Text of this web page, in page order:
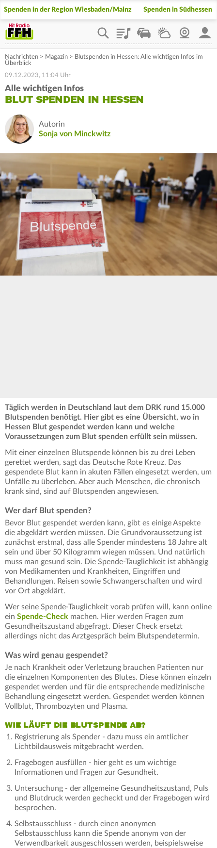
Spenden in der Region Wiesbaden/Mainz Spenden in Südhessen
PlaylistStaupilotWetterWebcam
Nachrichten > Magazin > Blutspenden in Hessen: Alle wichtigen Infos im
Überblick
09.12.2023, 11:04 Uhr
Alle wichtigen Infos
BLUT SPENDEN IN HESSEN
Autorin
Sonja von Minckwitz
Täglich werden in Deutschland laut dem DRK rund 15.000
Blutspenden benötigt. Hier gibt es eine Übersicht, wo in
Hessen Blut gespendet werden kann und welche
Voraussetzungen zum Blut spenden erfüllt sein müssen.
Mit einer einzelnen Blutspende können bis zu drei Leben
gerettet werden, sagt das Deutsche Rote Kreuz. Das
gespendete Blut kann in akuten Fällen eingesetzt werden, um
Unfälle zu überleben. Aber auch Menschen, die chronisch
krank sind, sind auf Blutspenden angewiesen.
Wer darf Blut spenden?
Bevor Blut gespendet werden kann, gibt es einige Aspekte
die abgeklärt werden müssen. Die Grundvoraussetzung ist
zunächst erstmal, dass alle Spender mindestens 18 Jahre alt
sein und über 50 Kilogramm wiegen müssen. Und natürlich
muss man gesund sein. Die Spende-Tauglichkeit ist abhängig
von Medikamenten und Krankheiten, Eingriffen und
Behandlungen, Reisen sowie Schwangerschaften und wird
vor Ort abgeklärt.
Wer seine Spende-Tauglichkeit vorab prüfen will, kann online
ein Spende-Check machen. Hier werden Fragen zum
Gesundheitszustand abgefragt. Dieser Check ersetzt
allerdings nicht das Arztgespräch beim Blutspendetermin.
Was wird genau gespendet?
Je nach Krankheit oder Verletzung brauchen Patienten nur
die einzelnen Komponenten des Blutes. Diese können einzeln
gespendet werden und für die entsprechende medizinische
Behandlung eingesetzt werden. Gespendet werden können
Vollblut, Thrombozyten und Plasma.
WIE LÄUFT DIE BLUTSPENDE AB?
Registrierung als Spender - dazu muss ein amtlicher
Lichtbildausweis mitgebracht werden.
Fragebogen ausfüllen - hier geht es um wichtige
Informationen und Fragen zur Gesundheit.
Untersuchung - der allgemeine Gesundheitszustand, Puls
und Blutdruck werden gecheckt und der Fragebogen wird
besprochen.
Selbstausschluss - durch einen anonymen
Selbstausschluss kann die Spende anonym von der
Verwendbarkeit ausgeschlossen werden, beispielsweise